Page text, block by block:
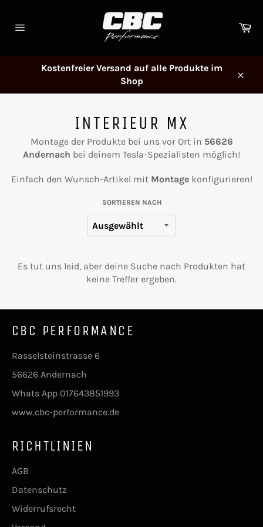
Inhalt
Kostenfreier Versand auf alle Produkte im
Shop
INTERIEUR MX
Montage der Produkte bei uns vor Ort in 56626
Andernach bei deinem Tesla-Spezialisten möglich!
Einfach den Wunsch-Artikel mit Montagekonfigurieren!
SORTIEREN NACH
Es tut uns leid, aber deine Suche nach Produkten hat
keine Treffer ergeben.
CBC PERFORMANCE
Rasselsteinstrasse 6
56626 Andernach
Whats App 017643851993
www.cbc-performance.de
RICHTLINIEN
AGB
Datenschutz
Widerrufsrecht